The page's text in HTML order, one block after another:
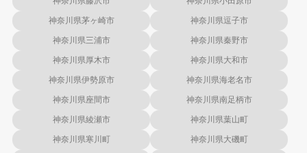
神奈川県茅ヶ崎市 神奈川県逗子市
神奈川県三浦市 神奈川県秦野市
神奈川県厚木市 神奈川県大和市
神奈川県伊勢原市 神奈川県海老名市
神奈川県座間市 神奈川県南足柄市
神奈川県綾瀬市 神奈川県葉山町
神奈川県寒川町 神奈川県大磯町